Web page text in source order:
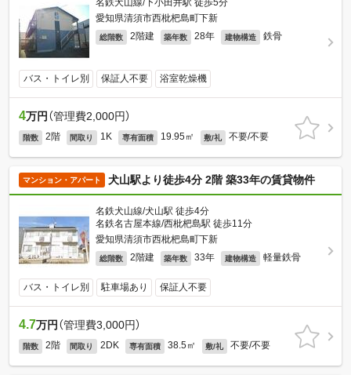
名鉄犬山線/下小田井駅 徒歩5分
愛知県清須市西枇杷島町下新
総階数 2階建 築年数 28年 建物構造 鉄骨
バス・トイレ別 保証人不要 浴室乾燥機
4万円 （管理費2,000円）
階数 2階 間取り 1K 専有面積 19.95㎡ 敷/礼 不要/不要
マンション・アパート 犬山駅より徒歩4分 2階 築33年の賃貸物件
名鉄犬山線/犬山駅 徒歩4分
名鉄名古屋本線/西枇杷島駅 徒歩11分
愛知県清須市西枇杷島町下新
総階数 2階建 築年数 33年 建物構造 軽量鉄骨
バス・トイレ別 駐車場あり 保証人不要
4.7万円 （管理費3,000円）
階数 2階 間取り 2DK 専有面積 38.5㎡ 敷/礼 不要/不要